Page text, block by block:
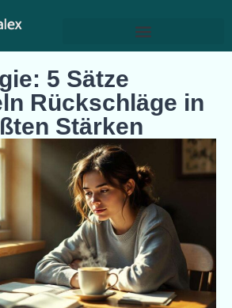
5 Sätze
Rückschläge in
Stärken